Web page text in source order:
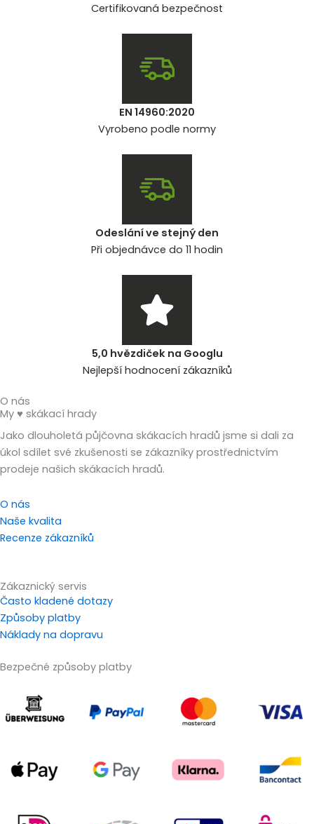
Certifikovaná bezpečnost
EN 14960:2020
Vyrobeno podle normy
Odeslání ve stejný den
Při objednávce do 11 hodin
5,0 hvězdiček na Googlu
Nejlepší hodnocení zákazníků
O nás
My ♥ skákací hrady
Jako dlouholetá půjčovna skákacích hradů jsme si dali za
úkol sdílet své zkušenosti se zákazníky prostřednictvím
prodeje našich skákacích hradů.
O nás
Naše kvalita
Recenze zákazníků
Zákaznický servis
Často kladené dotazy
Způsoby platby
Náklady na dopravu
Bezpečné způsoby platby